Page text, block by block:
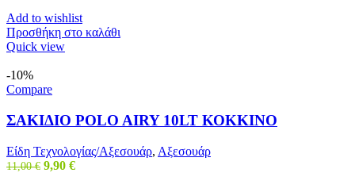
Add to wishlist
Προσθήκη στο καλάθι
Quick view
-10%
Compare
ΣΑΚΙΔΙΟ POLO AIRY 10LT ΚΟΚΚΙΝΟ
Είδη Τεχνολογίας/Αξεσουάρ, Αξεσουάρ
11,00€ Original
9,90 €Η